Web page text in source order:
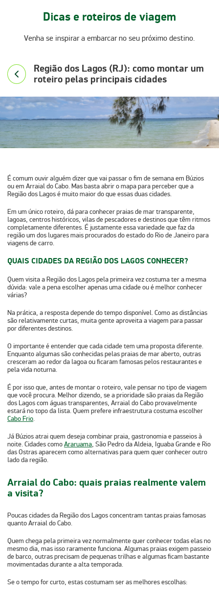
Dicas e roteiros de viagem
Venha se inspirar a embarcar no seu próximo destino.
Região dos Lagos (RJ): como montar um
roteiro pelas principais cidades
É comum ouvir alguém dizer que vai passar o fim de semana em Búzios
ou em Arraial do Cabo. Mas basta abrir o mapa para perceber que a
Região dos Lagosé muito maior do que essas duas cidades.
Em um único roteiro, dá para conhecer praias de mar transparente,
lagoas, centros históricos, vilas de pescadores e destinos que têm ritmos
completamente diferentes. É justamente essa variedade que faz da
região um dos lugares mais procurados doestado do Rio de Janeiropara
viagens de carro.
QUAIS CIDADES DA REGIÃO DOS LAGOS CONHECER?
Quem visita a Região dos Lagos pela primeira vez costuma ter a mesma
dúvida: vale a pena escolher apenas uma cidade ou é melhor conhecer
várias?
Na prática, a resposta depende do tempo disponível.Como as distâncias
são relativamente curtas, muita gente aproveita a viagem para passar
por diferentes destinos.
O importante é entender que cada cidade tem uma proposta diferente.
Enquanto algumas são conhecidas pelas praias de mar aberto, outras
cresceram ao redor da lagoa ou ficaram famosas pelos restaurantes e
pela vida noturna.
É por isso que, antes de montar o roteiro, vale pensar no tipo de viagem
que você procura. Melhor dizendo, se a prioridade sãopraias da Região
dos Lagoscom águas transparentes, Arraial do Cabo provavelmente
estará no topo da lista. Quem prefere infraestrutura costuma escolher
Cabo Frio.
Já Búzios atrai quem deseja combinar praia, gastronomia e passeios à
noite. Cidades comoAraruama, São Pedro da Aldeia, Iguaba Grande e Rio
das Ostrasaparecem como alternativas para quem quer conhecer outro
lado da região.
Arraial do Cabo: quais praias realmente valem
a visita?
Poucas cidades daRegião dos Lagosconcentram tantas praias famosas
quantoArraial do Cabo.
Quem chega pela primeira vez normalmente quer conhecer todas elas no
mesmo dia, mas isso raramente funciona.Algumas praias exigem passeio
de barco, outras precisam de pequenas trilhas e algumas ficam bastante
movimentadas durante a alta temporada.
Se o tempo for curto, estas costumam ser as melhores escolhas: